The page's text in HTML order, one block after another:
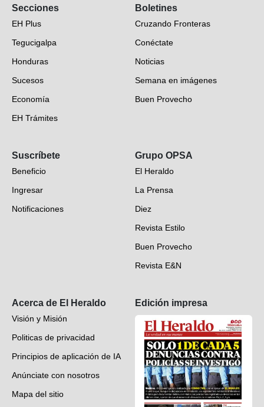
Secciones
EH Plus
Tegucigalpa
Honduras
Sucesos
Economía
EH Trámites
EH Verifica
Fotogalerías
Deportes
Videos
Boletines
Cruzando Fronteras
Conéctate
Noticias
Semana en imágenes
Buen Provecho
Suscríbete
Beneficio
Ingresar
Notificaciones
Grupo OPSA
El Heraldo
La Prensa
Diez
Revista Estilo
Buen Provecho
Revista E&N
Acerca de El Heraldo
Visión y Misión
Politicas de privacidad
Principios de aplicación de IA
Anúnciate con nosotros
Mapa del sitio
Edición impresa